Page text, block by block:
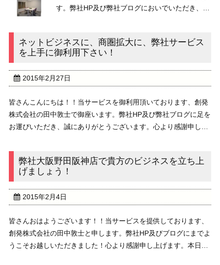
す。弊社HP及び弊社ブログにおいでいただき、誠
し、貴方のビジネスもこれからスピードを上げて
前進させていき ...
ネットビジネスに、商圏拡大に、弊社サービス
を上手に御利用下さい！
2015年2月27日
皆さんこんにちは！！当サービスを御利用頂いております、創発
株式会社の田中敦士で御座います。弊社HP及び弊社ブログに足を
お運びいただき、誠にありがとうございます。心より感謝申し上
を御利用頂いております。誠にありがとうございま ...
弊社大阪野田阪神店で貴方のビジネスを立ち上
げましょう！
2015年2月4日
皆さんおはようございます！！当サービスを提供しております、
創発株式会社の田中敦士と申します。弊社HP及びブログにまでよ
うこそお越しいただきました！心より感謝申し上げます。本日